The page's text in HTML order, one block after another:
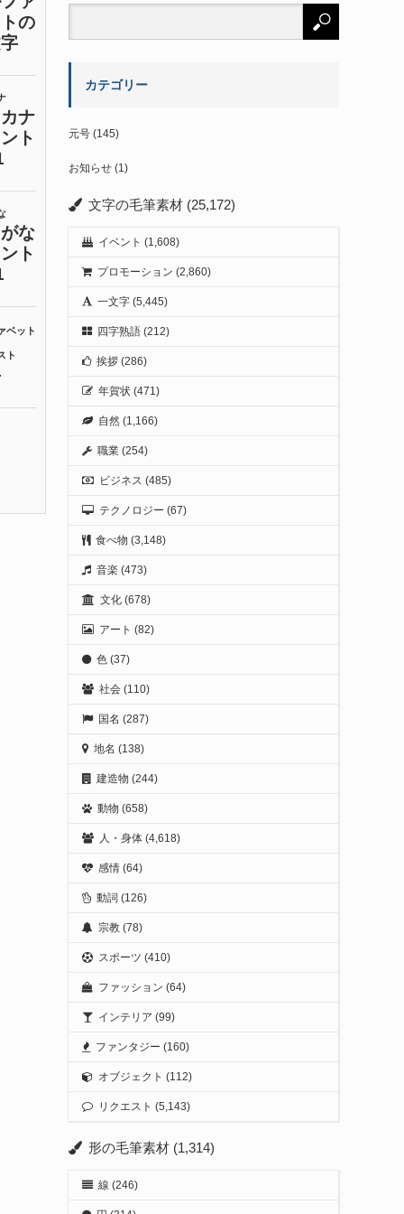
カテゴリー
元号 (145)
お知らせ (1)
文字の毛筆素材 (25,172)
イベント (1,608)
プロモーション (2,860)
一文字 (5,445)
四字熟語 (212)
挨拶 (286)
年賀状 (471)
自然 (1,166)
職業 (254)
ビジネス (485)
テクノロジー (67)
食べ物 (3,148)
音楽 (473)
文化 (678)
アート (82)
色 (37)
社会 (110)
国名 (287)
地名 (138)
建造物 (244)
動物 (658)
人・身体 (4,618)
感情 (64)
動詞 (126)
宗教 (78)
スポーツ (410)
ファッション (64)
インテリア (99)
ファンタジー (160)
オブジェクト (112)
リクエスト (5,143)
形の毛筆素材 (1,314)
線 (246)